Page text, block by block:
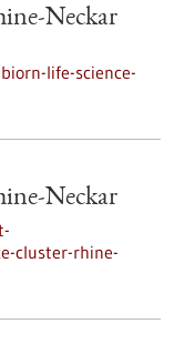
Neckar
life-science-
Neckar
cluster-rhine-